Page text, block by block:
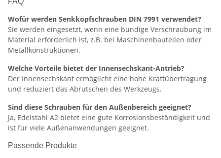
Wofür werden Senkkopfschrauben DIN 7991 verwendet?
Sie werden eingesetzt, wenn eine bündige Verschraubung im
Material erforderlich ist, z.B. bei Maschinenbauteilen oder
Metallkonstruktionen.
Welche Vorteile bietet der Innensechskant-Antrieb?
Der Innensechskant ermöglicht eine hohe Kraftübertragung
und reduziert das Abrutschen des Werkzeugs.
Sind diese Schrauben für den Außenbereich geeignet?
Ja, Edelstahl A2 bietet eine gute Korrosionsbeständigkeit und
ist für viele Außenanwendungen geeignet.
Passende Produkte